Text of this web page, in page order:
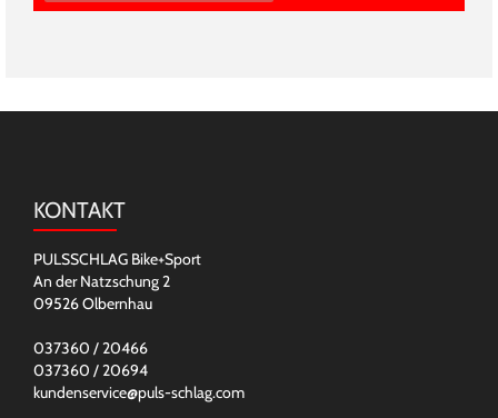
KONTAKT
PULSSCHLAG Bike+Sport
An der Natzschung 2
09526 Olbernhau
037360 / 20466
037360 / 20694
kundenservice@puls-schlag.com